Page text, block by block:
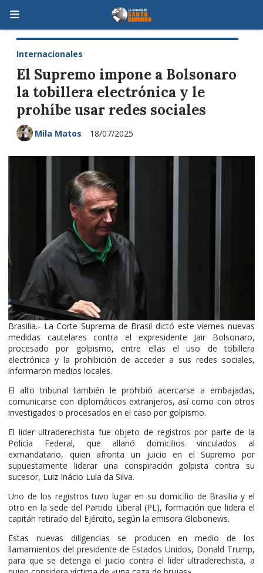
El Supremo impone a Bolsonaro
la tobillera electrónica y le
prohíbe usar redes sociales
Internacionales
18/07/2025
Mila Matos
Brasilia.- La Corte Suprema de Brasil dictó este viernes nuevas
medidas cautelares contra el expresidente Jair Bolsonaro,
procesado por golpismo, entre ellas el uso de tobillera
electrónica y la prohibición de acceder a sus redes sociales,
informaron medios locales.
El alto tribunal también le prohibió acercarse a embajadas,
comunicarse con diplomáticos extranjeros, así como con otros
investigados o procesados en el caso por golpismo.
El líder ultraderechista fue objeto de registros por parte de la
Policía Federal, que allanó domicilios vinculados al
exmandatario, quien afronta un juicio en el Supremo por
supuestamente liderar una conspiración golpista contra su
sucesor, Luiz Inácio Lula da Silva.
Uno de los registros tuvo lugar en su domicilio de Brasilia y el
otro en la sede del Partido Liberal (PL), formación que lidera el
capitán retirado del Ejército, según la emisora Globonews.
Estas nuevas diligencias se producen en medio de los
llamamientos del presidente de Estados Unidos, Donald Trump,
para que se detenga el juicio contra el líder ultraderechista, a